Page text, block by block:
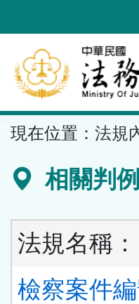
到
要
內
容
區
現在位置： 法規
相關判例
法規名稱：
檢察案件